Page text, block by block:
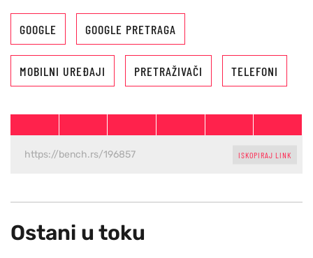
GOOGLE GOOGLE PRETRAGA
MOBILNI UREĐAJI PRETRAŽIVAČI TELEFONI
ISKOPIRAJ LINK
Ostani u toku